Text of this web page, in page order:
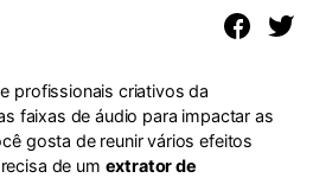
profissionais criativos da
faixas de áudio para impactar as
gosta de reunir vários efeitos
de um extrator de